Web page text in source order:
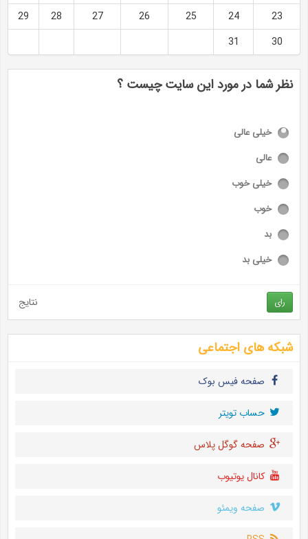
23
24
25
26
27
28
29
30
31
نظر شما در مورد این سایت چیست ؟
خیلی عالی
عالی
خیلی خوب
خوب
بد
خیلی بد
رای نتایج
شبکه های اجتماعی
صفحه فیس بوک
حساب تويتر
صفحه گوگل پلاس
کانال یوتیوب
صفحه ویمئو